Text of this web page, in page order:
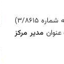
با استعانت از خدای سبحان، در راستای اجرای مصوبات شورای محترم عالی و ابلاغیه مدیر محترم حوزه های علمیه (به شماره ۳/۸۶۱۵)
مدیر مرکز